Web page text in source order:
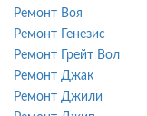
Ремонт Воя
Ремонт Генезис
Ремонт Грейт Вол
Ремонт Джак
Ремонт Джили